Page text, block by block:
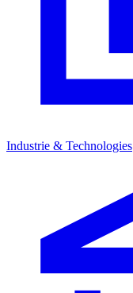
Industrie & Technologies